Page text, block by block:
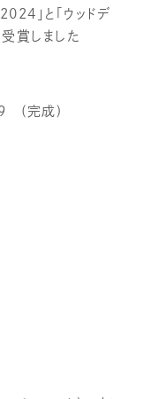
」と「ウッドデ
賞しました
(完成)